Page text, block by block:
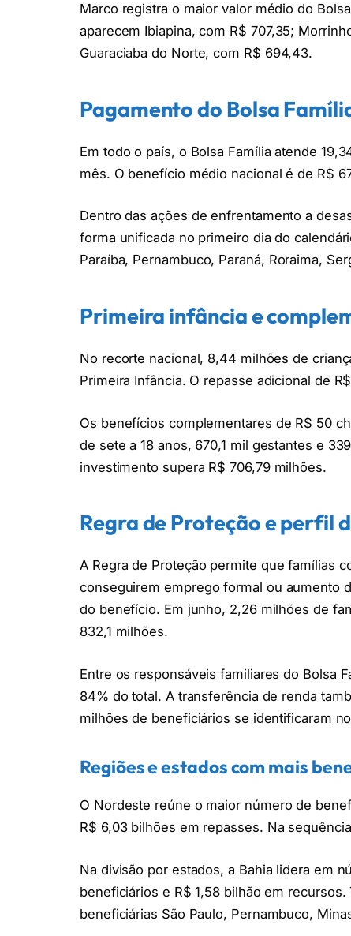
Marco registra o maior valor médio do
aparecem Ibiapina, com R$ 707,35;
Guaraciaba do Norte, com R$ 694,43.
Pagamento do Bolsa
Em todo o país, o Bolsa Família atende
mês. O benefício médio nacional é de R$
Dentro das ações de enfrentamento a
forma unificada no primeiro dia do
Paraíba, Pernambuco, Paraná, Roraima,
Primeira infância e
No recorte nacional, 8,44 milhões de
Primeira Infância. O repasse adicional de
Os benefícios complementares de R$ 50
de sete a 18 anos, 670,1 mil gestantes e
investimento supera R$ 706,79 milhões.
Regra de Proteção e perfil
A Regra de Proteção permite que famílias
conseguirem emprego formal ou aumento
do benefício. Em junho, 2,26 milhões de
832,1 milhões.
Entre os responsáveis familiares do Bolsa
84% do total. A transferência de renda
milhões de beneficiários se identificaram
Regiões e estados com mais
O Nordeste reúne o maior número de
R$ 6,03 bilhões em repasses. Na
Na divisão por estados, a Bahia lidera em
beneficiários e R$ 1,58 bilhão em
beneficiárias São Paulo, Pernambuco,